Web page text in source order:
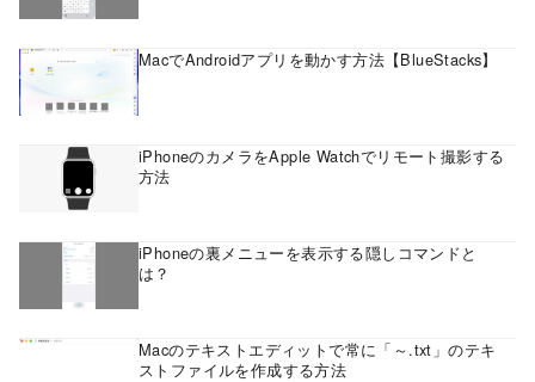
MacでAndroidアプリを動かす方法【BlueStacks】
iPhoneのカメラをApple Watchでリモート撮影する
方法
iPhoneの裏メニューを表示する隠しコマンドと
は？
Macのテキストエディットで常に「～.txt」のテキ
ストファイルを作成する方法